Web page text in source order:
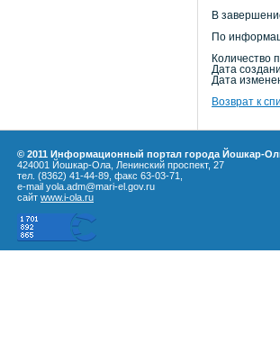
В
По
Количество
Дата
Дата
Возврат к
© 2011 Информационный портал города Йошкар-
424001 Йошкар-Ола, Ленинский проспект, 27
тел. (8362) 41-44-89, факс 63-03-71,
e-mail yola.adm@mari-el.gov.ru
сайт www.i-ola.ru